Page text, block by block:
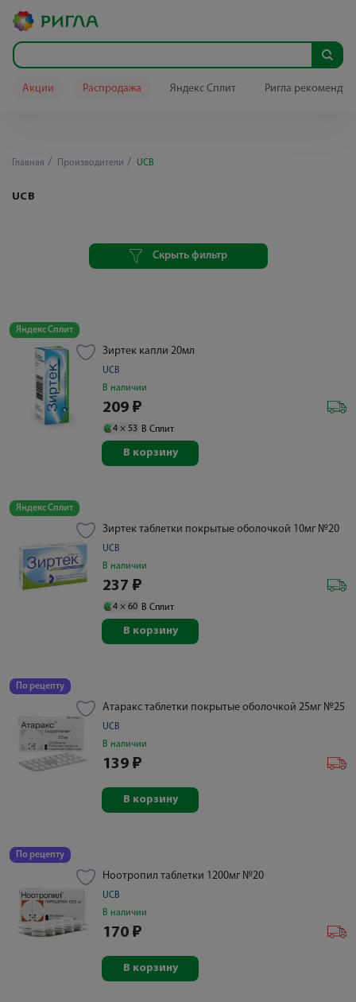
Акции Распродажа Яндекс Сплит Ригла
Главная Производители UCB
UCB
Скрыть фильтр
Яндекс Сплит
Зиртек капли 20мл
UCB
В наличии
209 ₽
4 × 53 В Сплит
В корзину
Яндекс Сплит
Зиртек таблетки покрытые оболочкой 10мг №20
UCB
В наличии
237 ₽
4 × 60 В Сплит
В корзину
По рецепту
Атаракс таблетки покрытые оболочкой 25мг №25
UCB
В наличии
139 ₽
В корзину
По рецепту
Ноотропил таблетки 1200мг №20
UCB
В наличии
170 ₽
В корзину